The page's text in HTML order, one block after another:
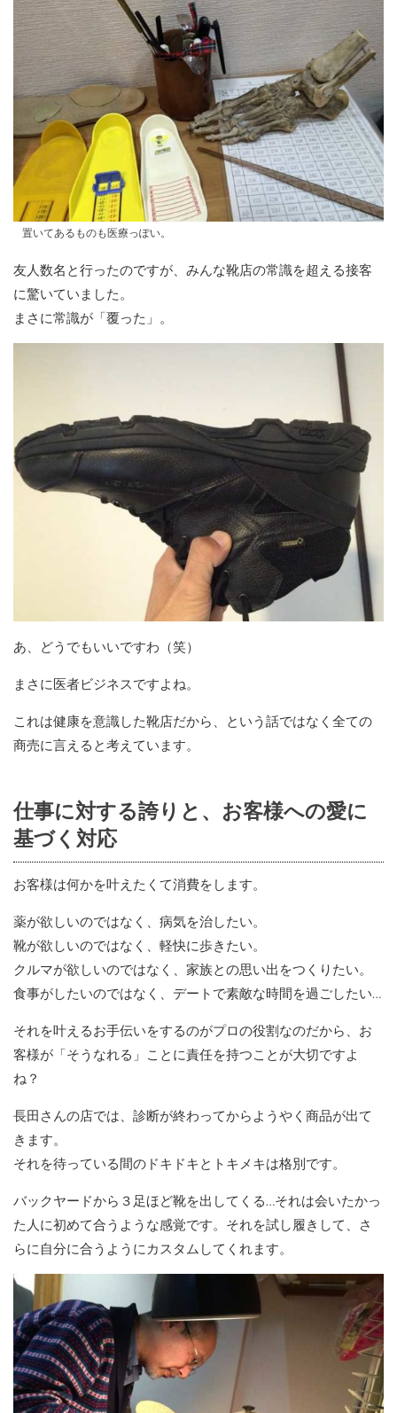
置いてあるものも医療っぽい。
友人数名と行ったのですが、みんな靴店の常識を超える接客
に驚いていました。
まさに常識が「覆った」。
あ、どうでもいいですわ（笑）
まさに医者ビジネスですよね。
これは健康を意識した靴店だから、という話ではなく全ての
商売に言えると考えています。
仕事に対する誇りと、お客様への愛に
基づく対応
お客様は何かを叶えたくて消費をします。
薬が欲しいのではなく、病気を治したい。
靴が欲しいのではなく、軽快に歩きたい。
クルマが欲しいのではなく、家族との思い出をつくりたい。
食事がしたいのではなく、デートで素敵な時間を過ごしたい…
それを叶えるお手伝いをするのがプロの役割なのだから、お
客様が「そうなれる」ことに責任を持つことが大切ですよ
ね？
長田さんの店では、診断が終わってからようやく商品が出て
きます。
それを待っている間のドキドキとトキメキは格別です。
バックヤードから３足ほど靴を出してくる…それは会いたかっ
た人に初めて合うような感覚です。それを試し履きして、さ
らに自分に合うようにカスタムしてくれます。